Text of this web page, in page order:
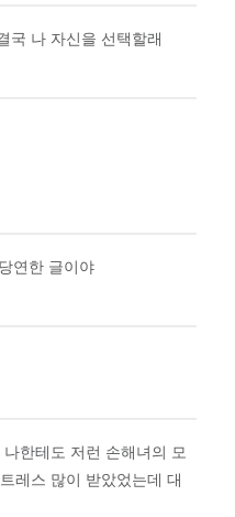
국 나 자신을 선택할래
연한 글이야
한테도 저런 손해녀의 모
레스 많이 받았었는데 대